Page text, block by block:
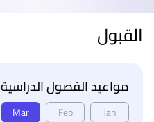
القبول
مواعيد الفصول الدراسية
Jan
Feb
Mar